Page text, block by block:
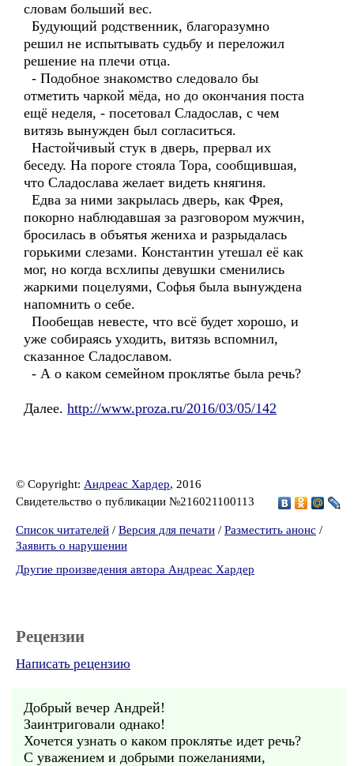
словам больший вес.
Будующий родственник, благоразумно
решил не испытывать судьбу и переложил
решение на плечи отца.
- Подобное знакомство следовало бы
отметить чаркой мёда, но до окончания поста
ещё неделя, - посетовал Сладослав, с чем
витязь вынужден был согласиться.
Настойчивый стук в дверь, прервал их
беседу. На пороге стояла Тора, сообщившая,
что Сладослава желает видеть княгиня.
Едва за ними закрылась дверь, как Фрея,
покорно наблюдавшая за разговором мужчин,
бросилась в объятья жениха и разрыдалась
горькими слезами. Константин утешал её как
мог, но когда всхлипы девушки сменились
жаркими поцелуями, Софья была вынуждена
напомнить о себе.
Пообещав невесте, что всё будет хорошо, и
уже собираясь уходить, витязь вспомнил,
сказанное Сладославом.
- А о каком семейном проклятье была речь?
Далее. http://www.proza.ru/2016/03/05/142
© Copyright: Андреас Хардер, 2016
Свидетельство о публикации №216021100113
Список читателей / Версия для печати / Разместить анонс /
Заявить о нарушении
Другие произведения автора Андреас Хардер
Рецензии
Написать рецензию
Добрый вечер Андрей!
Заинтриговали однако!
Хочется узнать о каком проклятье идет речь?
С уважением и добрыми пожеланиями,